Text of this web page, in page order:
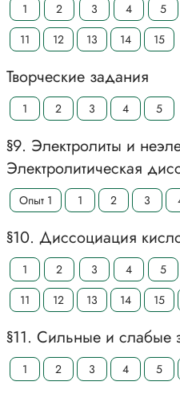
1 2 3 4 5
11
12 13 14 15
Творческие задания
1 2 3 4 5
§9. Электролиты и
Электролитическая
Опыт 1 1 2 3
§10. Диссоциация
1 2 3 4 5
11
12 13 14 15
§11. Сильные и слабые
1 2 3 4 5